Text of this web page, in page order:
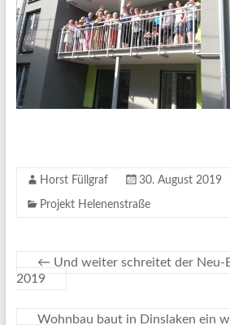
Horst Füllgraf 30. August 2019
Projekt Helenenstraße
← Und weiter schreitet der Neu-
2019
Wohnbau baut in Dinslaken ein